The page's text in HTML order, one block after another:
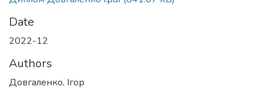
Date
2022-12
Authors
Довгаленко, Ігор